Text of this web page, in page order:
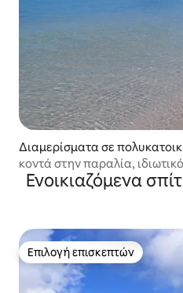
Διαμερίσματα σε
λγκέρο
κοντά στην παραλία,
ασανσέρ.
Ενοικιαζόμενα
Επιλογή επισκεπτών
Επιλογή επισκεπτών